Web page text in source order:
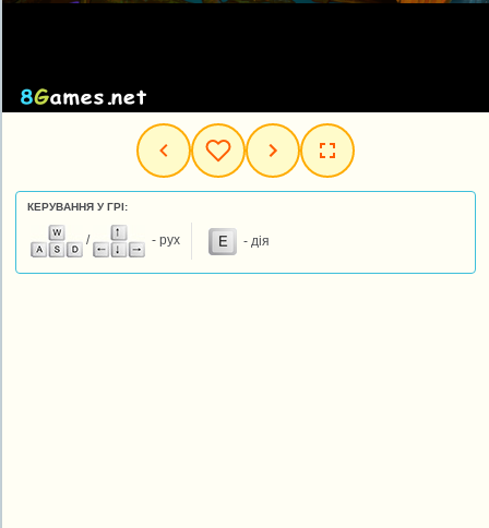
КЕРУВАННЯ У ГРІ:
/ - рух - дія